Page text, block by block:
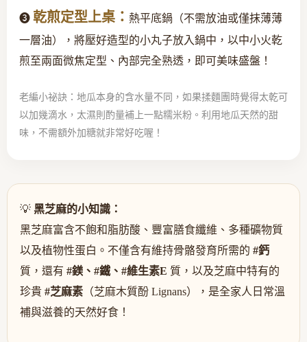
❸ 乾煎定型上桌： 熱平底鍋（不需放油或僅抹薄薄
一層油），將壓好造型的小丸子放入鍋中，以中小火乾
煎至兩面微焦定型、內部完全熟透，即可美味盛盤！
老編小祕訣：地瓜本身的含水量不同，如果揉麵團時覺得太乾可
以加幾滴水，太濕則酌量補上一點糯米粉。利用地瓜天然的甜
味，不需額外加糖就非常好吃喔！
💡 黑芝麻的小知識：
黑芝麻富含不飽和脂肪酸、豐富膳食纖維、多種礦物質
以及植物性蛋白。不僅含有維持骨骼發育所需的 #鈣
質，還有 #鎂、#鐵、#維生素E 質，以及芝麻中特有的
珍貴 #芝麻素 （芝麻木質酚 Lignans），是全家人日常溫
補與滋養的天然好食！